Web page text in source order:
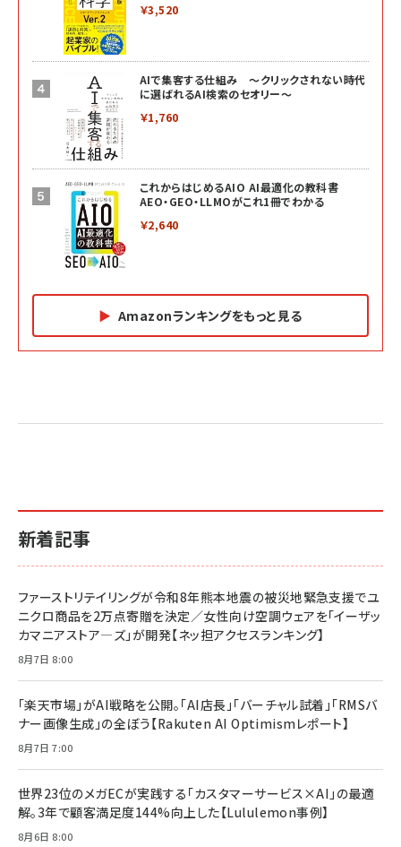
￥3,520
AIで集客する仕組み ～クリックされない時代
に選ばれるAI検索のセオリー～
￥1,760
これからはじめるAIO AI最適化の教科書
AEO・GEO・LLMOがこれ1冊でわかる
￥2,640
Amazonランキングをもっと見る
2億円を売り上げたプロが教える note×AI 最強の
小さな会社は戦略が9割
￥1,815
マーケティングの真実 P&G・グリコで学んだ失敗
￥2,200
anan(アンアン)2026/07/01号 No.2501[魅せる
anan(アンアン)2026/06/24号 No.2500増刊
anan(アンアン)2026/07/08号 No.2502[2026
年後半、あなたの恋と運命／山田涼介]
￥880
ママ投資家が育休中に１億貯めた株式投資
￥1,870
￥1,980
ベインキャピタル 企業価値向上力の秘密
ルな本質」
￥2,750
フィードバック経営 「沈黙の組織」から「高め合う
Amazonランキングをもっと見る
新着記事
ファーストリテイリングが令和8年熊本地震の被災地緊急支援でユ
ニクロ商品を2万点寄贈を決定／女性向け空調ウェアを「イーザッ
カマニアストア―ズ」が開発【ネッ担アクセスランキング】
8月7日 8:00
「楽天市場」がAI戦略を公開。「AI店長」「バーチャル試着」「RMSバ
ナー画像生成」の全ぼう【Rakuten AI Optimismレポート】
8月7日 7:00
世界23位のメガECが実践する「カスタマーサービス×AI」の最適
解。3年で顧客満足度144%向上した【Lululemon事例】
8月6日 8:00